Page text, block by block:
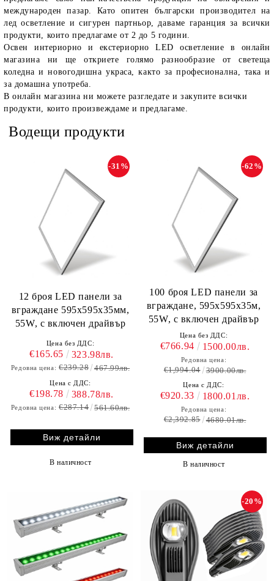
международен пазар. Като опитен български производител на
лед осветление и сигурен партньор, даваме гаранция за всички
продукти, които предлагаме от 2 до 5 години.
Освен интериорно и екстериорно LED осветление в онлайн
магазина ни ще откриете голямо разнообразие от светеща
коледна и новогодишна украса, както за професионална, така и
за домашна употреба.
В онлайн магазина ни можете разгледате и закупите всички
продукти, които произвеждаме и предлагаме.
Водещи продукти
12 броя LED панели за
вграждане 595х595х35мм,
55W, с включен драйвър
-31%
Цена без ДДС:
€165.65 323.98лв.
Редовна цена: €239.28 467.99лв.
Цена с ДДС:
€198.78 388.78лв.
Редовна цена: €287.14 561.60лв.
Виж детайли
В наличност
100 броя LED панели за
вграждане, 595х595х35м,
55W, с включен драйвър
-62%
Цена без ДДС:
€766.94 1500.00лв.
Редовна цена:
€1,994.04 3900.00лв.
Цена с ДДС:
€920.33 1800.01лв.
Редовна цена:
€2,392.85 4680.01лв.
Виж детайли
В наличност
-20%